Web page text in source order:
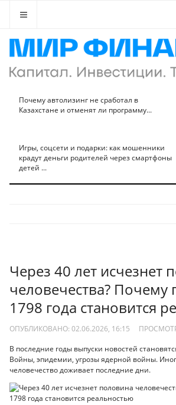
Почему автолизинг не сработал в
Казахстане и отменят ли программу...
Игры, соцсети и подарки: как мошенники
крадут деньги родителей через смартфоны
детей ...
Через 40 лет исчезнет
человечества? Почему
1798 года становится
ОПУБЛИКОВАНО: 02.06.2026, 16:15
В последние годы выпуски новостей
Войны, эпидемии, угрозы ядерной войны.
человечество доживает последние дни.